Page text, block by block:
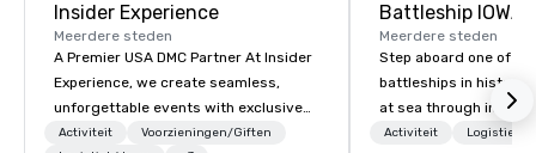
Insider Experience
Meerdere steden
A Premier USA DMC Partner At Insider
Experience, we create seamless,
unforgettable events with exclusive
access to premium venues, world-
Activiteit
Voorzieningen/Giften
Battleship IOWA
Meerdere steden
Step aboard one of
battleships in history
at sea through
designed for all
Activiteit Logistiek/